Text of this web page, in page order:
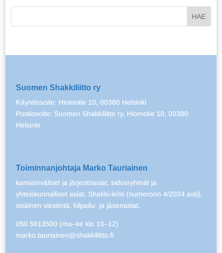
Suomen Shakkiliitto ry
Käyntiosoite: Hiomotie 10, 00380 Helsinki
Postiosoite: Suomen Shakkiliitto ry, Hiomotie 10, 00380
Helsinki
Toiminnanjohtaja Marko Tauriainen
kansainväliset ja järjestöasiat, sidosryhmät ja
yhteiskunnalliset asiat, Shakki-lehti (numeroon 4/2024 asti),
sisäinen viestintä, kilpailu- ja jäsenasiat.
050 5813500 (ma–ke klo 10–12)
marko.tauriainen@shakkiliitto.fi